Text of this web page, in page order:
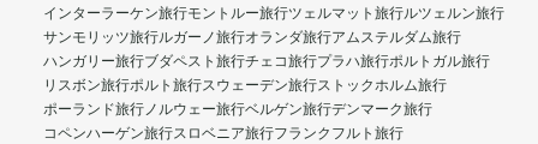
インターラーケン旅行モントルー旅行ツェルマット旅行ルツェルン旅行
サンモリッツ旅行ルガーノ旅行オランダ旅行アムステルダム旅行
ハンガリー旅行ブダペスト旅行チェコ旅行プラハ旅行ポルトガル旅行
リスボン旅行ポルト旅行スウェーデン旅行ストックホルム旅行
ポーランド旅行ノルウェー旅行ベルゲン旅行デンマーク旅行
コペンハーゲン旅行スロベニア旅行フランクフルト旅行